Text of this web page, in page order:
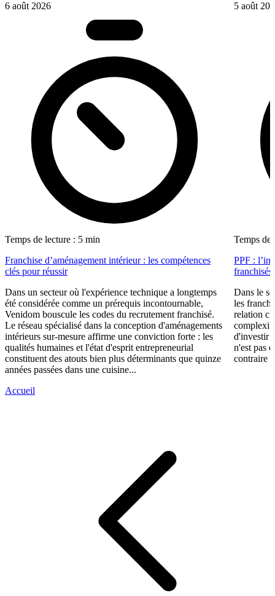
6 août 2026
Temps de lecture : 5 min
Franchise d’aménagement intérieur : les compétences
clés pour réussir
Dans un secteur où l'expérience technique a longtemps
été considérée comme un prérequis incontournable,
Venidom bouscule les codes du recrutement franchisé.
Le réseau spécialisé dans la conception d'aménagements
intérieurs sur-mesure affirme une conviction forte : les
qualités humaines et l'état d'esprit entrepreneurial
constituent des atouts bien plus déterminants que quinze
années passées dans une cuisine...
5 août
Temps de
PPF :
franchisés
Dans le
les
relation
d'investir
n'est pas
contraire
Accueil